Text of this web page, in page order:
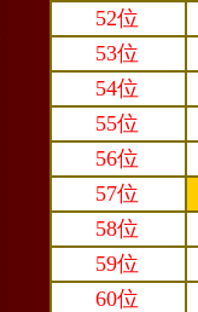
52位
53位
54位
55位
56位
57位
58位
59位
60位